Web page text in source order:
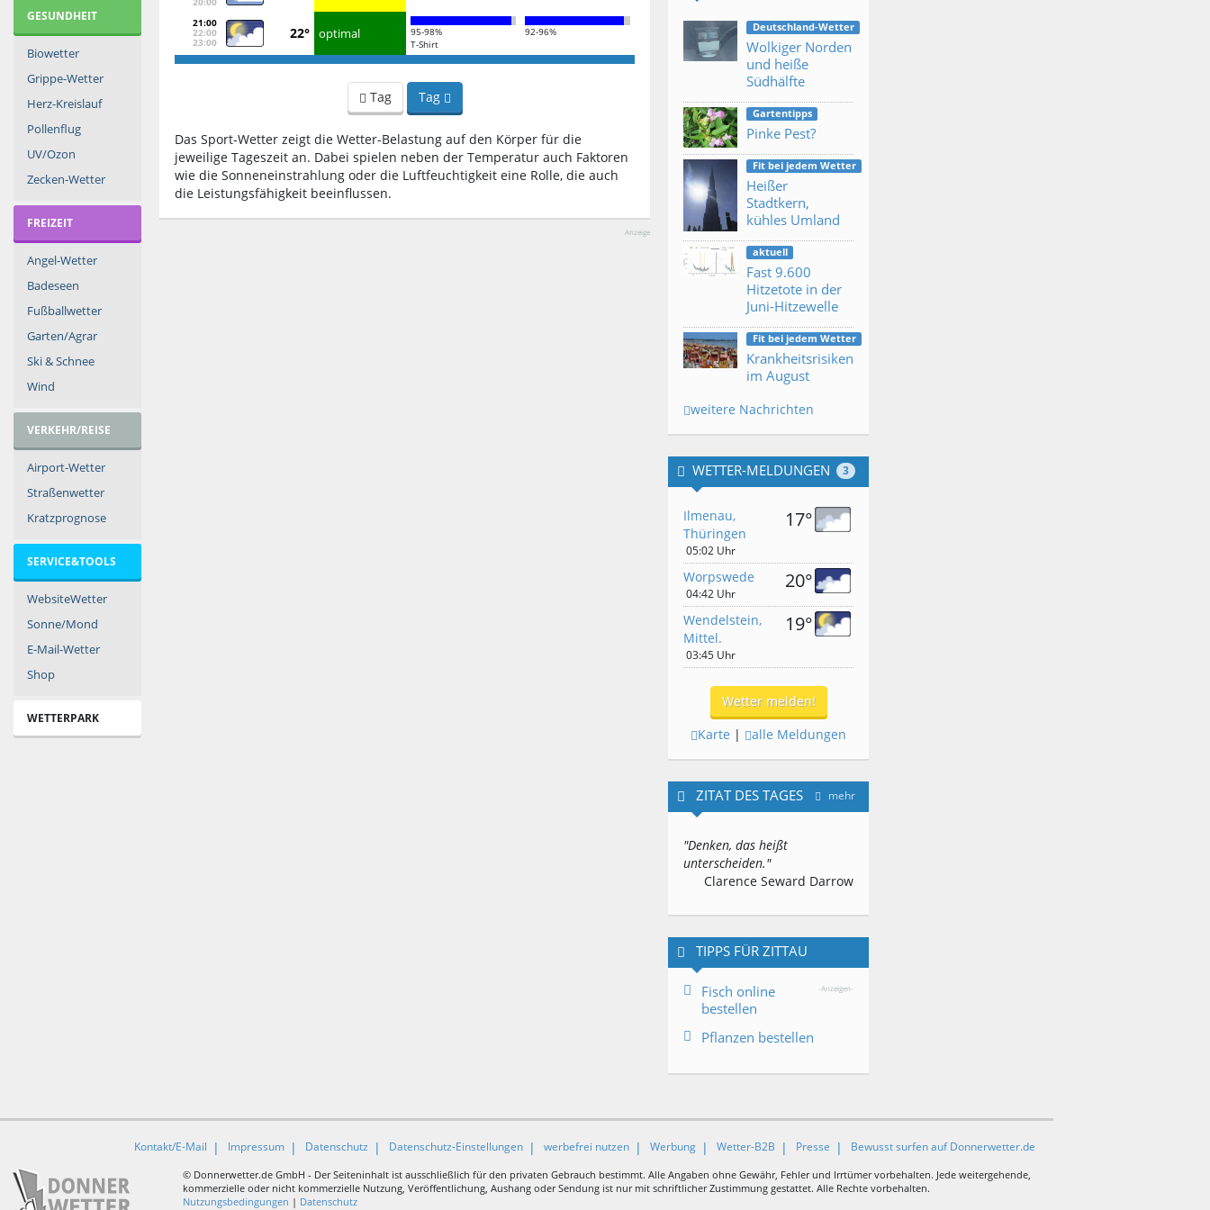
GESUNDHEIT
Biowetter
Grippe-Wetter
Herz-Kreislauf
Pollenflug
UV/Ozon
Zecken-Wetter
FREIZEIT
Angel-Wetter
Badeseen
Fußballwetter
Garten/Agrar
Ski & Schnee
Wind
VERKEHR/REISE
Airport-Wetter
Straßenwetter
Kratzprognose
SERVICE&TOOLS
WebsiteWetter
Sonne/Mond
E-Mail-Wetter
Shop
WETTERPARK
21:00
22:00
23:00
22° optimal
95-98%
T-Shirt
92-96%
Tag Tag
Das Sport-Wetter zeigt die Wetter-Belastung auf den Körper für die
jeweilige Tageszeit an. Dabei spielen neben der Temperatur auch Faktoren
wie die Sonneneinstrahlung oder die Luftfeuchtigkeit eine Rolle, die auch
die Leistungsfähigkeit beeinflussen.
Anzeige
Deutschland-Wetter
Wolkiger Norden
und heiße
Südhälfte
Gartentipps
Pinke Pest?
Fit bei jedem Wetter
Heißer
Stadtkern,
kühles Umland
aktuell
Fast 9.600
Hitzetote in der
Juni-Hitzewelle
Fit bei jedem Wetter
Krankheitsrisiken
im August
weitere Nachrichten
3
WETTER-MELDUNGEN
Ilmenau,
Thüringen
05:02 Uhr
17°
Worpswede
04:42 Uhr
20°
Wendelstein,
Mittel.
03:45 Uhr
19°
Wetter melden!
Karte | alle Meldungen
mehr
ZITAT DES TAGES
"Denken, das heißt
unterscheiden."
Clarence Seward Darrow
TIPPS FÜR ZITTAU
-Anzeigen-
Fisch online
bestellen
Pflanzen bestellen
Kontakt/E-Mail Impressum Datenschutz Datenschutz-Einstellungen werbefrei nutzen Werbung Wetter-B2B Presse Bewusst surfen auf Donnerwetter.de
© Donnerwetter.de GmbH - Der Seiteninhalt ist ausschließlich für den privaten Gebrauch bestimmt. Alle Angaben ohne Gewähr, Fehler und Irrtümer vorbehalten. Jede weitergehende,
kommerzielle oder nicht kommerzielle Nutzung, Veröffentlichung, Aushang oder Sendung ist nur mit schriftlicher Zustimmung gestattet. Alle Rechte vorbehalten.
Nutzungsbedingungen | Datenschutz